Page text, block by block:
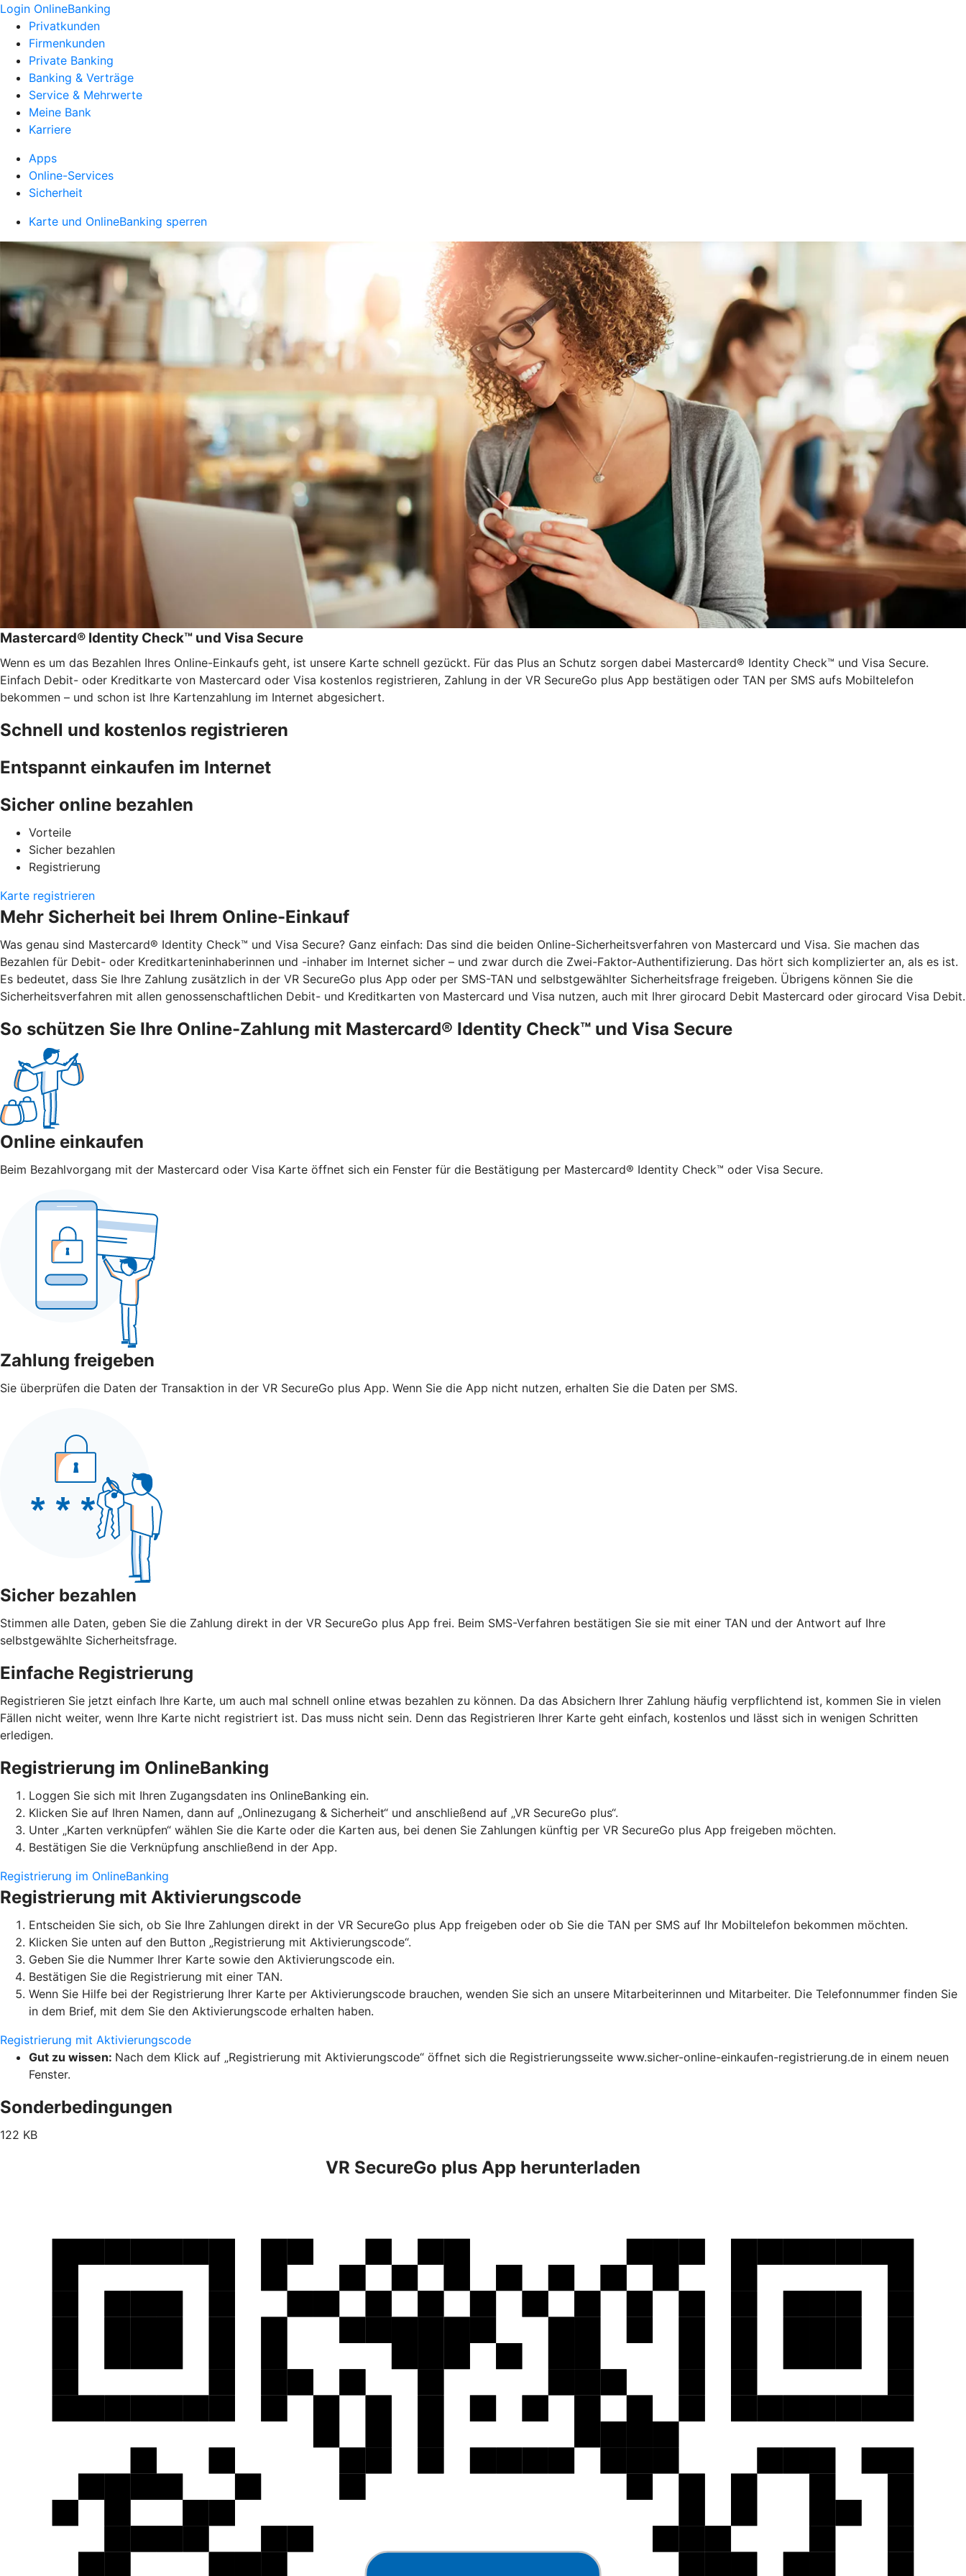
Login OnlineBanking
Privatkunden
Firmenkunden
Private Banking
Banking & Verträge
Service & Mehrwerte
Meine Bank
Karriere
Apps
Online-Services
Sicherheit
Karte und OnlineBanking sperren
Mastercard® Identity Check™ und Visa Secure
Wenn es um das Bezahlen Ihres Online-Einkaufs geht, ist unsere Karte schnell gezückt. Für das Plus an Schutz sorgen dabei Mastercard® Identity Check™ und Visa Secure.
Einfach Debit- oder Kreditkarte von Mastercard oder Visa kostenlos registrieren, Zahlung in der VR SecureGo plus App bestätigen oder TAN per SMS aufs Mobiltelefon
bekommen – und schon ist Ihre Kartenzahlung im Internet abgesichert.
Schnell und kostenlos registrieren
Entspannt einkaufen im Internet
Sicher online bezahlen
Vorteile
Sicher bezahlen
Registrierung
Karte registrieren
Mehr Sicherheit bei Ihrem Online-Einkauf
Was genau sind Mastercard® Identity Check™ und Visa Secure? Ganz einfach: Das sind die beiden Online-Sicherheitsverfahren von Mastercard und Visa. Sie machen das
Bezahlen für Debit- oder Kreditkarteninhaberinnen und -inhaber im Internet sicher – und zwar durch die Zwei-Faktor-Authentifizierung. Das hört sich komplizierter an, als es ist.
Es bedeutet, dass Sie Ihre Zahlung zusätzlich in der VR SecureGo plus App oder per SMS-TAN und selbstgewählter Sicherheitsfrage freigeben. Übrigens können Sie die
Sicherheitsverfahren mit allen genossenschaftlichen Debit- und Kreditkarten von Mastercard und Visa nutzen, auch mit Ihrer girocard Debit Mastercard oder girocard Visa Debit.
So schützen Sie Ihre Online-Zahlung mit Mastercard® Identity Check™ und Visa Secure
Online einkaufen
Beim Bezahlvorgang mit der Mastercard oder Visa Karte öffnet sich ein Fenster für die Bestätigung per Mastercard® Identity Check™ oder Visa Secure.
Zahlung freigeben
Sie überprüfen die Daten der Transaktion in der VR SecureGo plus App. Wenn Sie die App nicht nutzen, erhalten Sie die Daten per SMS.
Sicher bezahlen
Stimmen alle Daten, geben Sie die Zahlung direkt in der VR SecureGo plus App frei. Beim SMS-Verfahren bestätigen Sie sie mit einer TAN und der Antwort auf Ihre
selbstgewählte Sicherheitsfrage.
Einfache Registrierung
Registrieren Sie jetzt einfach Ihre Karte, um auch mal schnell online etwas bezahlen zu können. Da das Absichern Ihrer Zahlung häufig verpflichtend ist, kommen Sie in vielen
Fällen nicht weiter, wenn Ihre Karte nicht registriert ist. Das muss nicht sein. Denn das Registrieren Ihrer Karte geht einfach, kostenlos und lässt sich in wenigen Schritten
erledigen.
Registrierung im OnlineBanking
Loggen Sie sich mit Ihren Zugangsdaten ins OnlineBanking ein.
Klicken Sie auf Ihren Namen, dann auf „Onlinezugang & Sicherheit“ und anschließend auf „VR SecureGo plus“.
Unter „Karten verknüpfen“ wählen Sie die Karte oder die Karten aus, bei denen Sie Zahlungen künftig per VR SecureGo plus App freigeben möchten.
Bestätigen Sie die Verknüpfung anschließend in der App.
Registrierung im OnlineBanking
Registrierung mit Aktivierungscode
Entscheiden Sie sich, ob Sie Ihre Zahlungen direkt in der VR SecureGo plus App freigeben oder ob Sie die TAN per SMS auf Ihr Mobiltelefon bekommen möchten.
Klicken Sie unten auf den Button „Registrierung mit Aktivierungscode“.
Geben Sie die Nummer Ihrer Karte sowie den Aktivierungscode ein.
Bestätigen Sie die Registrierung mit einer TAN.
Wenn Sie Hilfe bei der Registrierung Ihrer Karte per Aktivierungscode brauchen, wenden Sie sich an unsere Mitarbeiterinnen und Mitarbeiter. Die Telefonnummer finden Sie
in dem Brief, mit dem Sie den Aktivierungscode erhalten haben.
Registrierung mit Aktivierungscode
Gut zu wissen: Nach dem Klick auf „Registrierung mit Aktivierungscode“ öffnet sich die Registrierungsseite www.sicher-online-einkaufen-registrierung.de in einem neuen
Fenster.
Sonderbedingungen
122 KB
VR SecureGo plus App herunterladen